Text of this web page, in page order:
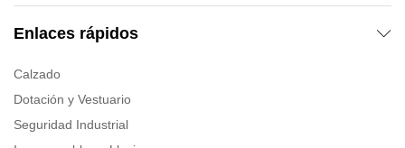
Enlaces rápidos
Calzado
Dotación y Vestuario
Seguridad Industrial